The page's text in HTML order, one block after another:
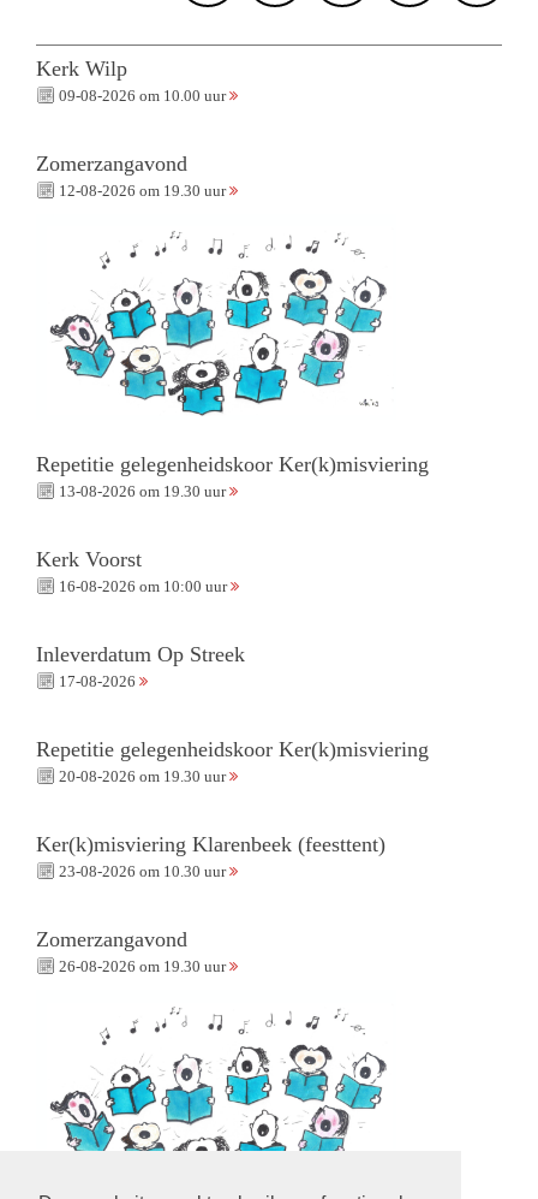
Kerk Wilp
09-08-2026 om 10.00 uur
Zomerzangavond
12-08-2026 om 19.30 uur
Repetitie gelegenheidskoor Ker(k)misviering
13-08-2026 om 19.30 uur
Kerk Voorst
16-08-2026 om 10:00 uur
Inleverdatum Op Streek
17-08-2026
Repetitie gelegenheidskoor Ker(k)misviering
20-08-2026 om 19.30 uur
Ker(k)misviering Klarenbeek (feesttent)
23-08-2026 om 10.30 uur
Zomerzangavond
26-08-2026 om 19.30 uur